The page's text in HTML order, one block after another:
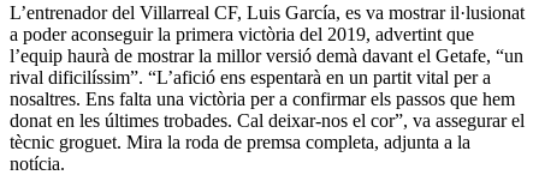
L’entrenador del Villarreal CF, Luis García, es va mostrar il·lusionat
a poder aconseguir la primera victòria del 2019, advertint que
l’equip haurà de mostrar la millor versió demà davant el Getafe, “un
rival dificilíssim”. “L’afició ens espentarà en un partit vital per a
nosaltres. Ens falta una victòria per a confirmar els passos que hem
donat en les últimes trobades. Cal deixar-nos el cor”, va assegurar el
tècnic groguet. Mira la roda de premsa completa, adjunta a la
notícia.